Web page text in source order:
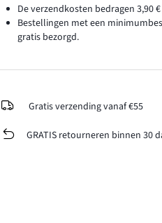
De verzendkosten bedragen 3,90
Bestellingen met een
gratis bezorgd.
Gratis verzending vanaf €55
GRATIS retourneren binnen 30